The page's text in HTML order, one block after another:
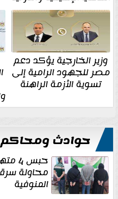
وزير الخارجية يؤكد دعم
مصر للجهود الرامية إلى
تسوية الأزمة الراهنة
حوادث ومحاكم
حبس
محاولة
المنوفية